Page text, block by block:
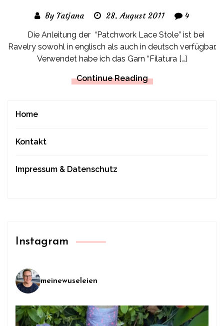
By Tatjana 28. August 2011 4
Die Anleitung der “Patchwork Lace Stole” ist bei
Ravelry sowohl in englisch als auch in deutsch verfügbar.
Verwendet habe ich das Garn “Filatura […]
Continue Reading
Home
Kontakt
Impressum & Datenschutz
Instagram
meinewuseleien